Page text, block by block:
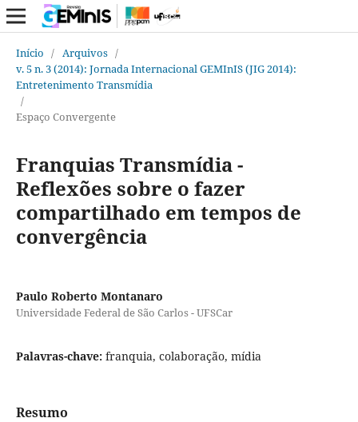
Início / Arquivos /
v. 5 n. 3 (2014): Jornada Internacional GEMInIS (JIG 2014):
Entretenimento Transmídia
/
Espaço Convergente
Franquias Transmídia -
Reflexões sobre o fazer
compartilhado em tempos de
convergência
Paulo Roberto Montanaro
Universidade Federal de São Carlos - UFSCar
Palavras-chave: franquia, colaboração, mídia
Resumo